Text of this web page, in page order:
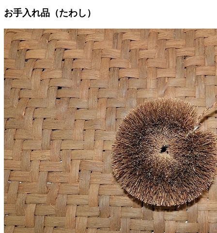
お手入れ品（たわし）